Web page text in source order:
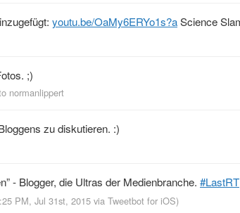
youtu.be/OaMy6ERYo1s?aScience
;)
normanlippert
zu diskutieren. :)
- Blogger, die Ultras der Medienbranche. #LastRT
PM, Jul 31st, 2015 via Tweetbot for iΟS)